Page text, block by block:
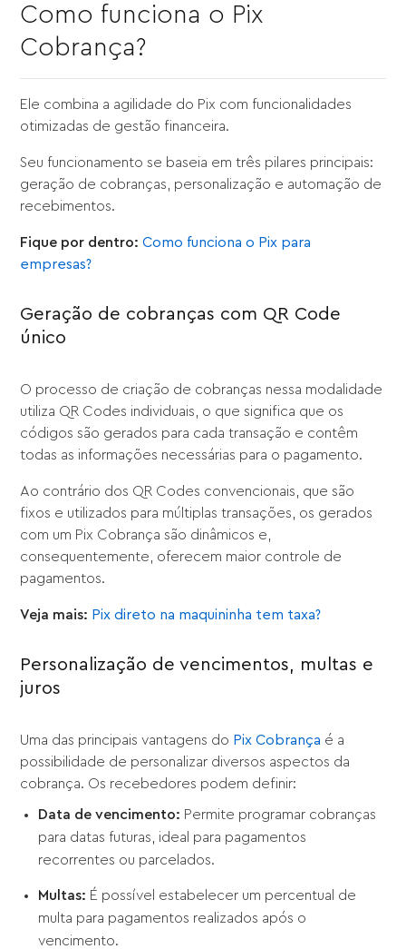
Como funciona o Pix
Cobrança?
Ele combina a agilidade do Pix com funcionalidades
otimizadas de gestão financeira.
Seu funcionamento se baseia em três pilares principais:
geração de cobranças, personalização e automação de
recebimentos.
Fique por dentro: Como funciona o Pix para
empresas?
Geração de cobranças com QR Code
único
O processo de criação de cobranças nessa modalidade
utiliza QR Codes individuais, o que significa que os
códigos são gerados para cada transação e contêm
todas as informações necessárias para o pagamento.
Ao contrário dos QR Codes convencionais, que são
fixos e utilizados para múltiplas transações, os gerados
com um Pix Cobrança são dinâmicos e,
consequentemente, oferecem maior controle de
pagamentos.
Veja mais: Pix direto na maquininha tem taxa?
Personalização de vencimentos, multas e
juros
Uma das principais vantagens do Pix Cobrança é a
possibilidade de personalizar diversos aspectos da
cobrança. Os recebedores podem definir:
Data de vencimento: Permite programar cobranças
para datas futuras, ideal para pagamentos
recorrentes ou parcelados.
Multas: É possível estabelecer um percentual de
multa para pagamentos realizados após o
vencimento.